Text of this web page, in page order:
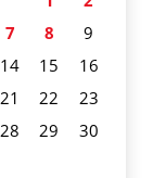
7 8
9
14 15
16
21 22
23
28 29
30